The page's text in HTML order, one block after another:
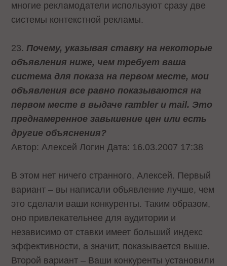
многие рекламодатели используют сразу две
системы контекстной рекламы.
23.Почему, указывая ставку на некоторые
объявления ниже, чем требует ваша
система для показа на первом месте, мои
объявления все равно показываются на
первом месте в выдаче rambler и mail. Это
преднамеренное завышение цен или есть
другие объяснения?
Автор: Алексей Логин Дата: 16.03.2007 17:38
В этом нет ничего странного, Алексей. Первый
вариант – вы написали объявление лучше, чем
это сделали ваши конкуренты. Таким образом,
оно привлекательнее для аудитории и
независимо от ставки имеет больший индекс
эффективности, а значит, показывается выше.
Второй вариант – Ваши конкуренты установили